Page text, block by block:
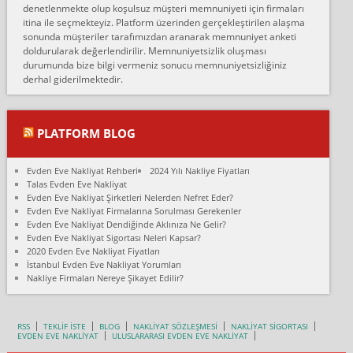
Konya ya Alicanlar naklyat la anlaştık bu şahıs evin taşınacağı gün
fiyatın mazoto gele...
Fatih kokmese:
Diyarbakır dan eşyamı getirtmek için anlaştım sözleşme yaptım.
Son anda fiyat artırdılar.. mecburiyetten tasittim.. bu kişiler ağrılı
Ali:
olduk. Asansörlü dediler sonra uraya asansör kurulmaz dediler
fark istediler. ortada asa...
Nimet:
Ben 2021 Ağustos ilk haftası Evimi taşıdım yani İstanbul'un bir
Mahallesi'nden bir başka Mahallesi'ne yani Ümraniye bölgesinde
oturuyorum önceleri ara...
Nimet Köse:
Merhaba ben 2021 Ağustos ilk haftası evimi Ümraniye'den Çok
denetlenmekte olup koşulsuz müşteri memnuniyeti için firmaları
itina ile seçmekteyiz. Platform üzerinden gerçekleştirilen alaşma
sonunda müşteriler tarafımızdan aranarak memnuniyet anketi
doldurularak değerlendirilir. Memnuniyetsizlik oluşması
durumunda bize bilgi vermeniz sonucu memnuniyetsizliğiniz
derhal giderilmektedir.
PLATFORM BLOG
Evden Eve Nakliyat Rehberi
2024 Yılı Nakliye Fiyatları
Talas Evden Eve Nakliyat
Evden Eve Nakliyat Şirketleri Nelerden Nefret Eder?
Evden Eve Nakliyat Firmalarına Sorulması Gerekenler
Evden Eve Nakliyat Dendiğinde Aklınıza Ne Gelir?
Evden Eve Nakliyat Sigortası Neleri Kapsar?
2020 Evden Eve Nakliyat Fiyatları
İstanbul Evden Eve Nakliyat Yorumları
Nakliye Firmaları Nereye Şikayet Edilir?
RSS TEKLİF İSTE BLOG NAKLİYAT SÖZLEŞMESİ
NAKLİYAT SİGORTASI
EVDEN EVE NAKLİYAT
ULUSLARARASI EVDEN EVE NAKLİYAT